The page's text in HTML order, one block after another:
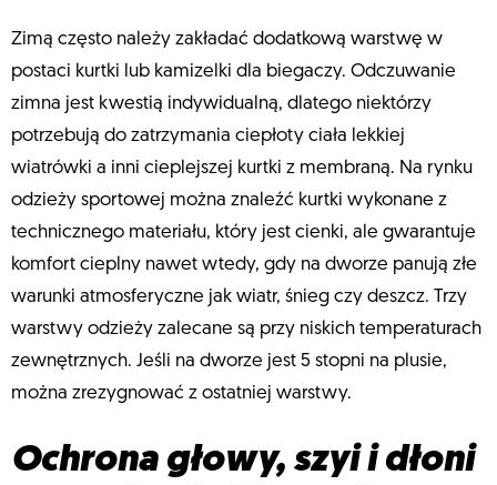
Zimą często należy zakładać dodatkową warstwę w
postaci kurtki lub kamizelki dla biegaczy. Odczuwanie
zimna jest kwestią indywidualną, dlatego niektórzy
potrzebują do zatrzymania ciepłoty ciała lekkiej
wiatrówki a inni cieplejszej kurtki z membraną. Na rynku
odzieży sportowej można znaleźć kurtki wykonane z
technicznego materiału, który jest cienki, ale gwarantuje
komfort cieplny nawet wtedy, gdy na dworze panują złe
warunki atmosferyczne jak wiatr, śnieg czy deszcz. Trzy
warstwy odzieży zalecane są przy niskich temperaturach
zewnętrznych. Jeśli na dworze jest 5 stopni na plusie,
można zrezygnować z ostatniej warstwy.
Ochrona głowy, szyi i dłoni